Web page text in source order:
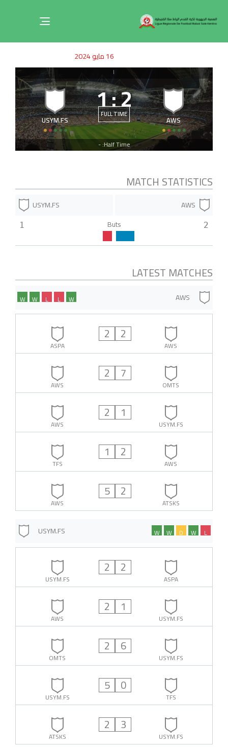
Toggle
IN:on:
16 مايو 2024
|
AWS
2
:
1FULL TIME
USYM.FS
Half Time: -
MATCH STATISTICS
AWS
USYM.FS
2
Buts
1
LATEST MATCHES
AWS
W
L
L
W
W
ASPA
2 2
AWS
AWS
2 7
OMTS
AWS
2 1
USYM.FS
TFS
1 2
AWS
AWS
5 2
ATSKS
USYM.FS L
W
D
W
W
USYM.FS
2 2
ASPA
AWS
2 1
USYM.FS
OMTS
2 6
USYM.FS
USYM.FS
5 0
TFS
ATSKS
2 3
USYM.FS